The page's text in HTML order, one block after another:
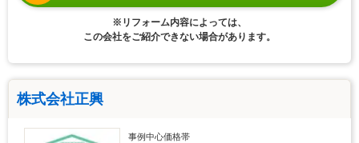
※リフォーム内容によっては、
この会社をご紹介できない場合があります。
株式会社正興
事例中心価格帯